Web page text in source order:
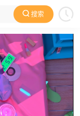
搜索
欧美动漫 动漫电影